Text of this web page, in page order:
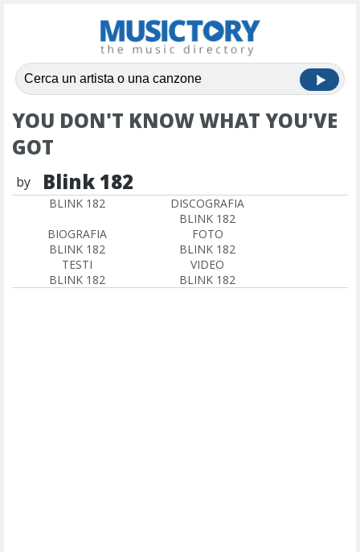
YOU DON'T KNOW WHAT YOU'VE
GOT
by Blink 182
BLINK 182
DISCOGRAFIA
BLINK 182
BIOGRAFIA
BLINK 182
FOTO
BLINK 182
TESTI
BLINK 182
VIDEO
BLINK 182